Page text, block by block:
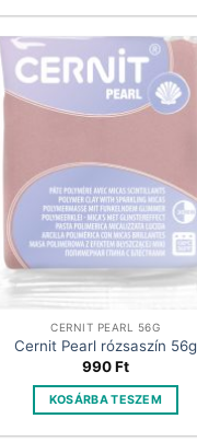
CERNIT PEARL 56G
Cernit Pearl rózsaszín 56g
990Ft
KOSÁRBA TESZEM